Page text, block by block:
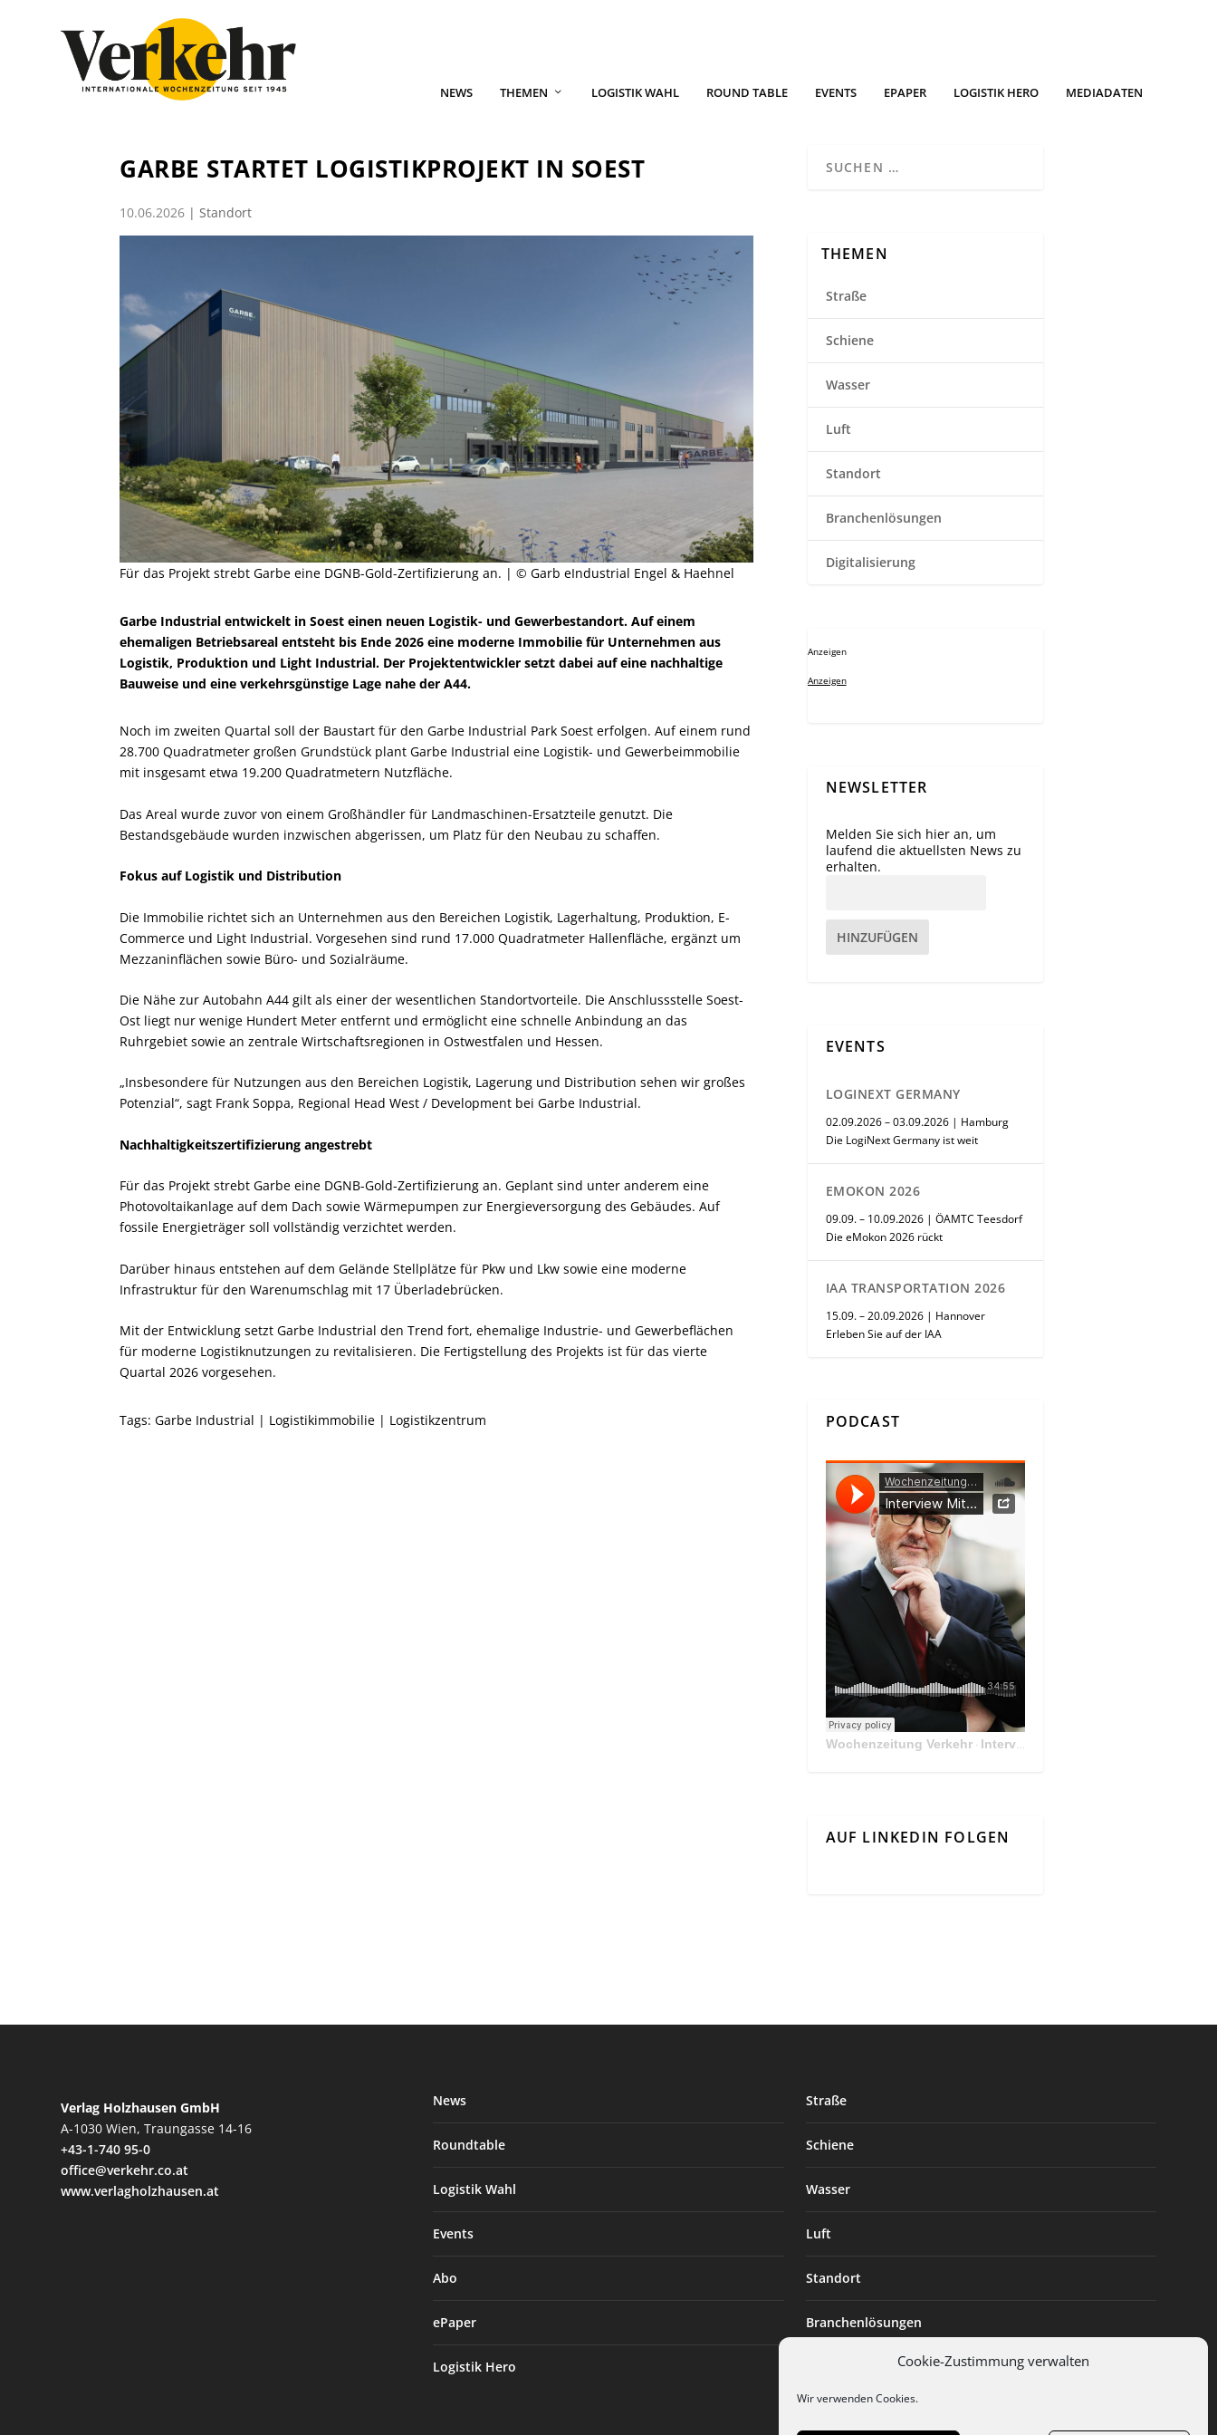
Cookie-Zustimmung verwalten
Wir verwenden Cookies.
NEWS THEMEN LOGISTIK WAHL ROUND TABLE EVENTS EPAPER LOGISTIK HERO MEDIADATEN
GARBE STARTET LOGISTIKPROJEKT IN SOEST
10.06.2026 | Standort
Für das Projekt strebt Garbe eine DGNB-Gold-Zertifizierung an. | © Garb eIndustrial Engel & Haehnel
Garbe Industrial entwickelt in Soest einen neuen Logistik- und Gewerbestandort. Auf einem
ehemaligen Betriebsareal entsteht bis Ende 2026 eine moderne Immobilie für Unternehmen aus
Logistik, Produktion und Light Industrial. Der Projektentwickler setzt dabei auf eine nachhaltige
Bauweise und eine verkehrsgünstige Lage nahe der A44.
Noch im zweiten Quartal soll der Baustart für den Garbe Industrial Park Soest erfolgen. Auf einem rund
28.700 Quadratmeter großen Grundstück plant Garbe Industrial eine Logistik- und Gewerbeimmobilie
mit insgesamt etwa 19.200 Quadratmetern Nutzfläche.
Das Areal wurde zuvor von einem Großhändler für Landmaschinen-Ersatzteile genutzt. Die
Bestandsgebäude wurden inzwischen abgerissen, um Platz für den Neubau zu schaffen.
Fokus auf Logistik und Distribution
Die Immobilie richtet sich an Unternehmen aus den Bereichen Logistik, Lagerhaltung, Produktion, E-
Commerce und Light Industrial. Vorgesehen sind rund 17.000 Quadratmeter Hallenfläche, ergänzt um
Mezzaninflächen sowie Büro- und Sozialräume.
Die Nähe zur Autobahn A44 gilt als einer der wesentlichen Standortvorteile. Die Anschlussstelle Soest-
Ost liegt nur wenige Hundert Meter entfernt und ermöglicht eine schnelle Anbindung an das
Ruhrgebiet sowie an zentrale Wirtschaftsregionen in Ostwestfalen und Hessen.
„Insbesondere für Nutzungen aus den Bereichen Logistik, Lagerung und Distribution sehen wir großes
Potenzial“, sagt Frank Soppa, Regional Head West / Development bei Garbe Industrial.
Nachhaltigkeitszertifizierung angestrebt
Für das Projekt strebt Garbe eine DGNB-Gold-Zertifizierung an. Geplant sind unter anderem eine
Photovoltaikanlage auf dem Dach sowie Wärmepumpen zur Energieversorgung des Gebäudes. Auf
fossile Energieträger soll vollständig verzichtet werden.
Darüber hinaus entstehen auf dem Gelände Stellplätze für Pkw und Lkw sowie eine moderne
Infrastruktur für den Warenumschlag mit 17 Überladebrücken.
Mit der Entwicklung setzt Garbe Industrial den Trend fort, ehemalige Industrie- und Gewerbeflächen
für moderne Logistiknutzungen zu revitalisieren. Die Fertigstellung des Projekts ist für das vierte
Quartal 2026 vorgesehen.
Tags: Garbe Industrial | Logistikimmobilie | Logistikzentrum
THEMEN
Straße
Schiene
Wasser
Luft
Standort
Branchenlösungen
Digitalisierung
Anzeigen
Anzeigen
NEWSLETTER
Melden Sie sich hier an, um
laufend die aktuellsten News zu
erhalten.
HINZUFÜGEN
EVENTS
LOGINEXT GERMANY
02.09.2026 – 03.09.2026 | Hamburg
Die LogiNext Germany ist weit
EMOKON 2026
09.09. – 10.09.2026 | ÖAMTC Teesdorf
Die eMokon 2026 rückt
IAA TRANSPORTATION 2026
15.09. – 20.09.2026 | Hannover
Erleben Sie auf der IAA
PODCAST
Wochenzeitung Verkehr· Interview Mit Andreas Matthä, CEO der ÖBB Holding
AUF LINKEDIN FOLGEN
Verlag Holzhausen GmbH
A-1030 Wien, Traungasse 14-16
+43-1-740 95-0
office@verkehr.co.at
www.verlagholzhausen.at
News
Roundtable
Logistik Wahl
Events
Abo
ePaper
Logistik Hero
Straße
Schiene
Wasser
Luft
Standort
Branchenlösungen